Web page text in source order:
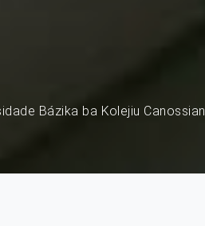
Bázika ba Kolejiu